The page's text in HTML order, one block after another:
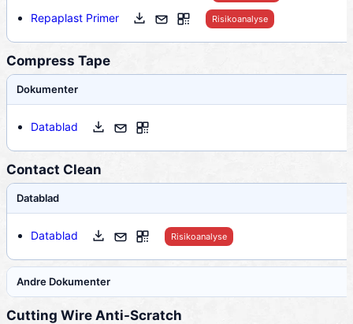
Repaplast Primer Risikoanalyse
Compress Tape
Dokumenter
Datablad
Contact Clean
Datablad
Datablad Risikoanalyse
Andre Dokumenter
Cutting Wire Anti-Scratch